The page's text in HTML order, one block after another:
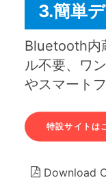
3.簡単
Bluetooth内
ル不要、ワ
やスマート
特設サイトは
Download